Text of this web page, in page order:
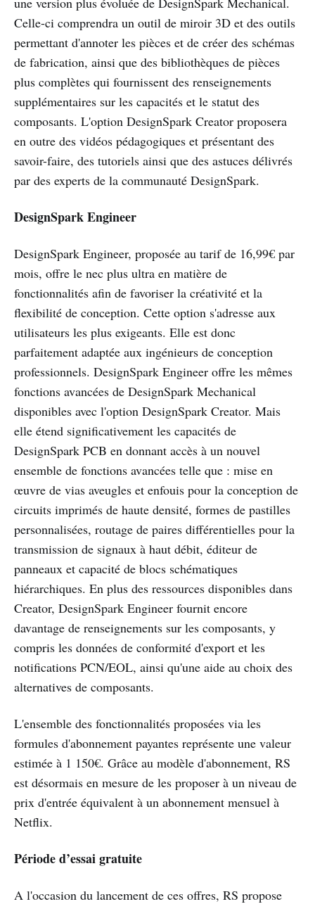
Celle-ci comprendra un outil de miroir 3D et des outils
permettant d'annoter les pièces et de créer des schémas
de fabrication, ainsi que des bibliothèques de pièces
plus complètes qui fournissent des renseignements
supplémentaires sur les capacités et le statut des
composants. L'option DesignSpark Creator proposera
en outre des vidéos pédagogiques et présentant des
savoir-faire, des tutoriels ainsi que des astuces délivrés
par des experts de la communauté DesignSpark.
DesignSpark Engineer
DesignSpark Engineer, proposée au tarif de 16,99€ par
mois, offre le nec plus ultra en matière de
fonctionnalités afin de favoriser la créativité et la
flexibilité de conception. Cette option s'adresse aux
utilisateurs les plus exigeants. Elle est donc
parfaitement adaptée aux ingénieurs de conception
professionnels. DesignSpark Engineer offre les mêmes
fonctions avancées de DesignSpark Mechanical
disponibles avec l'option DesignSpark Creator. Mais
elle étend significativement les capacités de
DesignSpark PCB en donnant accès à un nouvel
ensemble de fonctions avancées telle que : mise en
œuvre de vias aveugles et enfouis pour la conception de
circuits imprimés de haute densité, formes de pastilles
personnalisées, routage de paires différentielles pour la
transmission de signaux à haut débit, éditeur de
panneaux et capacité de blocs schématiques
hiérarchiques. En plus des ressources disponibles dans
Creator, DesignSpark Engineer fournit encore
davantage de renseignements sur les composants, y
compris les données de conformité d'export et les
notifications PCN/EOL, ainsi qu'une aide au choix des
alternatives de composants.
L'ensemble des fonctionnalités proposées via les
formules d'abonnement payantes représente une valeur
estimée à 1 150€. Grâce au modèle d'abonnement, RS
est désormais en mesure de les proposer à un niveau de
prix d'entrée équivalent à un abonnement mensuel à
Netflix.
Période d’essai gratuite
A l'occasion du lancement de ces offres, RS propose